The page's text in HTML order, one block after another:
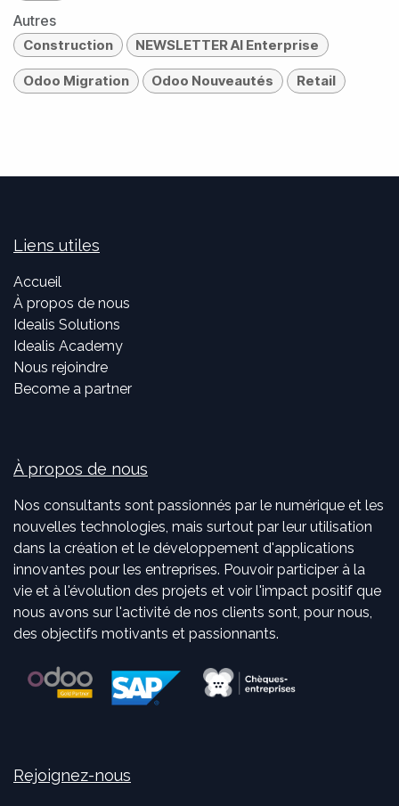
Autres
Construction NEWSLETTER AI Enterprise
Odoo Migration Odoo Nouveautés Retail
Liens utiles
Accueil
À propos de nous
Idealis Solutions
Idealis Academy
Nous rejoindre
Become a partner
À propos de nous
Nos consultants sont passionnés par le numérique et les
nouvelles technologies, mais surtout par leur utilisation
dans la création et le développement d'applications
innovantes pour les entreprises. Pouvoir participer à la
vie et à l'évolution des projets et voir l'impact positif que
nous avons sur l'activité de nos clients sont, pour nous,
des objectifs motivants et passionnants.
Rejoignez-nous